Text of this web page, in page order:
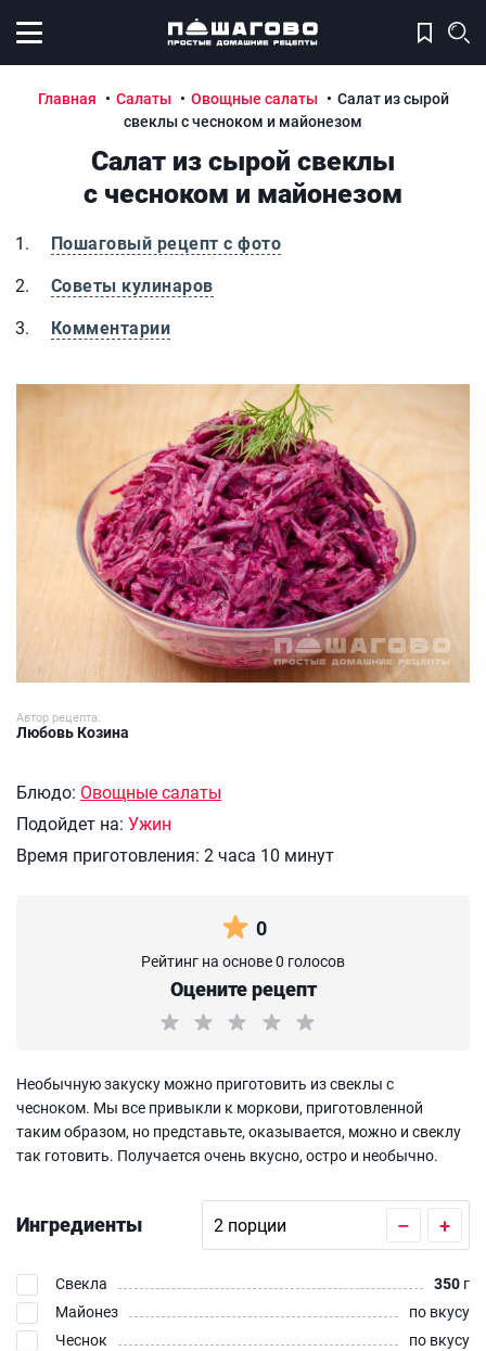
Открыть меню
Главная Салаты Овощные салаты
Салат из сырой
свеклы с чесноком и майонезом
Салат из сырой свеклы
с чесноком и майонезом
Пошаговый рецепт с фото
Советы кулинаров
Комментарии
Салат из сырой свеклы с чесноком и майонезом
Автор рецепта:
Любовь Козина
Блюдо: Овощные салаты
Подойдет на: Ужин
Время приготовления: 2 часа 10 минут
0
Рейтинг на основе 0 голосов
Оцените рецепт
Необычную закуску можно приготовить из свеклы с
чесноком. Мы все привыкли к моркови, приготовленной
таким образом, но представьте, оказывается, можно и свеклу
так готовить. Получается очень вкусно, остро и необычно.
Ингредиенты – +
Свекла 350 г
Майонез
по вкусу
Чеснок
по вкусу